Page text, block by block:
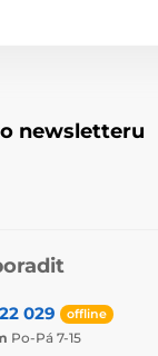
newsletteru
029 offline
Po-Pá 7-15